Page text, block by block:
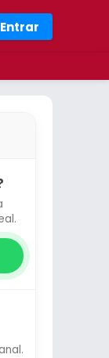
Entrar